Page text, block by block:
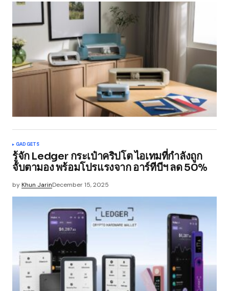
GADGETS
รู้จัก Ledger กระเป๋าคริปโต ไอเทมที่กำลังถูก
จับตามอง พร้อมโปรแรงจาก อาร์ทีบีฯ ลด 50%
byKhun JarinDecember 15, 2025